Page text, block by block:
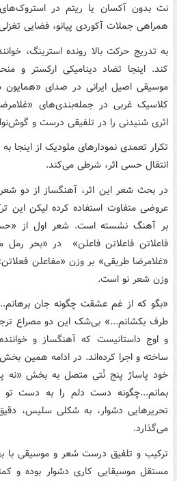
نت بدون آکسان یا ریتم در استروک‌های
همراهی جملات آکوردی پیانو، فضایی
به تدریج حرکت بالا رونده استرینگ،
کند. اینجا تضاد دینامیکی ارکستر و
موسیقی اصیل ایرانی در صدای «همایون
کلاسیک غربی در جمله‌بندی‌های
اثری شنیدنی را در تلفیقی درست و
تکرار تعمدی نمودارهای ملودیک از
انتقال حسی اثر، شرطی می‌کند.
در بحث شعر این اثر، آهنگساز از دو
عروضی متفاوت استفاده کرده لیکن این
بر آهنگ نشسته است. شعر اول از
فاعلاتن فاعلاتن فاعلن» در «بحر
«غلامرضا طریقی» بر وزن «مفاعلن
وزن شعر نو است.
«بگو که از غم عشقت چگونه جان
طرف بکشانم...» بی‌شک این دو مصراع
و اوج داستانیست که آهنگساز و
ساخته و اجرا کرده‌اند. در ادامه همین
خود پاساژ پنج نُتی متصل به بخش «نه
بمانم...چگونه دست دلم را به دست تو
تحریرهایی دشوار، به شکلی سلیس،
می‌گذارد.
ترکیب و تلفیق درست شعر و موسیقی با
مستقل موسیقایی کاری دشوار بوده و